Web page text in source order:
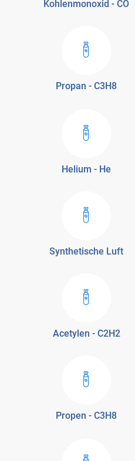
Kohlenmonoxid - CO
Propan - C3H8
Helium - He
Synthetische Luft
Acetylen - C2H2
Propen - C3H8